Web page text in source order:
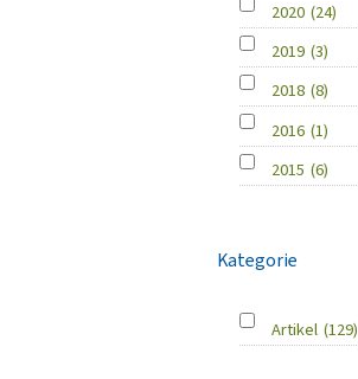
2020 (24)
2019 (3)
2018 (8)
2016 (1)
2015 (6)
Kategorie
Artikel (129)